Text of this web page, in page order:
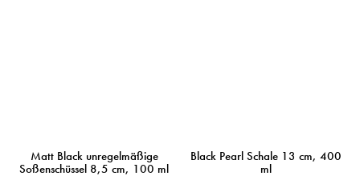
Matt Black unregelmäßige
Soßenschüssel 8,5 cm, 100 ml
Black Pearl Schale 13 cm, 400
ml